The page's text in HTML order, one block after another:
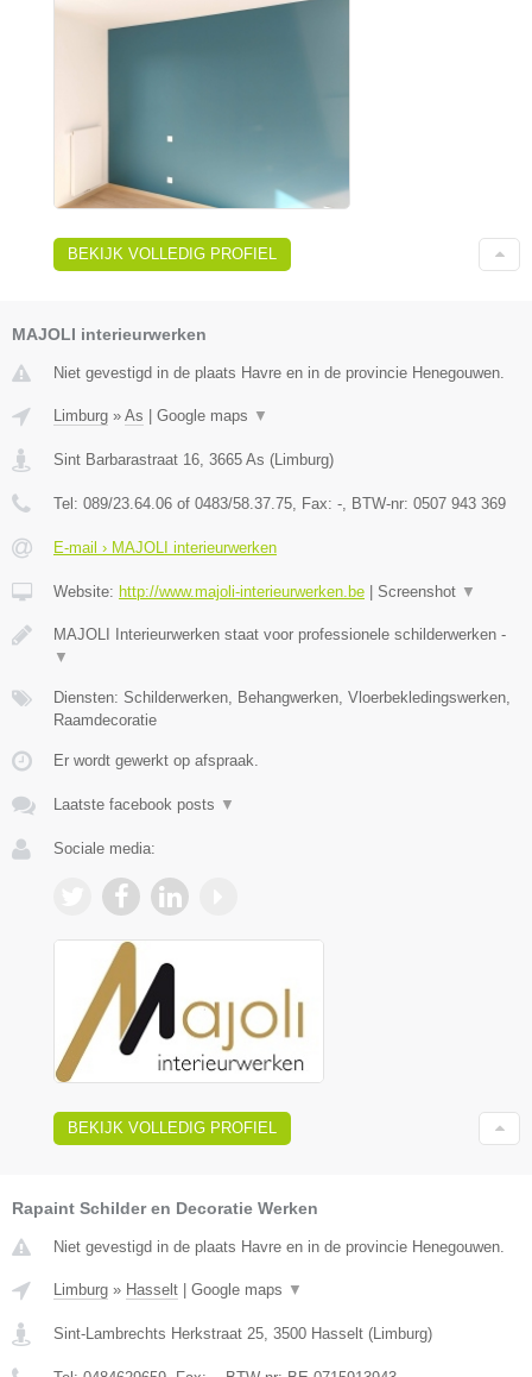
BEKIJK VOLLEDIG PROFIEL
MAJOLI interieurwerken
Niet gevestigd in de plaats Havre en in de provincie Henegouwen.
Limburg » As | Google maps ▼
Sint Barbarastraat 16 3665 As (Limburg)
Tel: 089/23.64.06 of 0483/58.37.75 , Fax: - , BTW-nr: 0507 943 369
E-mail › MAJOLI interieurwerken
Website: http://www.majoli-interieurwerken.be | Screenshot ▼
MAJOLI Interieurwerken staat voor professionele schilderwerken -
▼
Diensten: Schilderwerken, Behangwerken, Vloerbekledingswerken,
Raamdecoratie
Er wordt gewerkt op afspraak.
Laatste facebook posts ▼
Sociale media:
BEKIJK VOLLEDIG PROFIEL
Rapaint Schilder en Decoratie Werken
Niet gevestigd in de plaats Havre en in de provincie Henegouwen.
Limburg » Hasselt | Google maps ▼
Sint-Lambrechts Herkstraat 25 3500 Hasselt (Limburg)